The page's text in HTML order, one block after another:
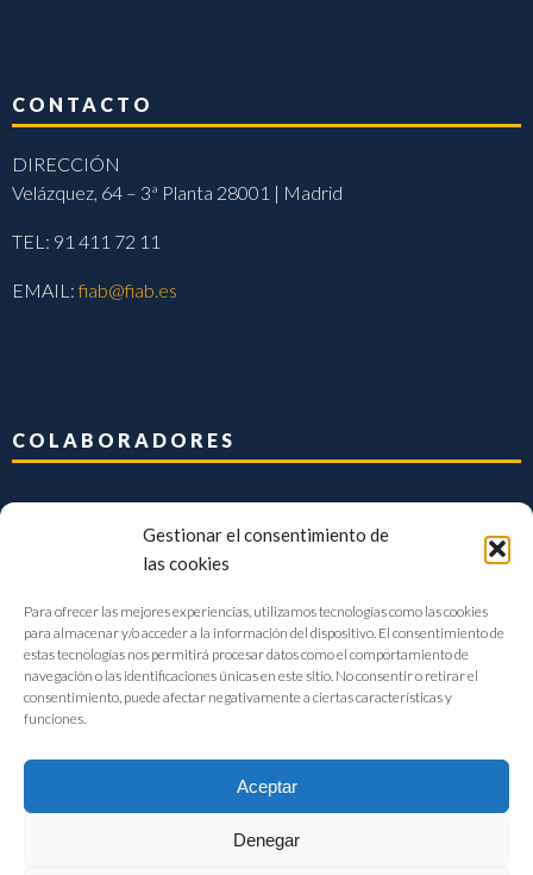
Gestionar el consentimiento de
las cookies
Para ofrecer las mejores experiencias, utilizamos tecnologías como las cookies
para almacenar y/o acceder a la información del dispositivo. El consentimiento de
estas tecnologías nos permitirá procesar datos como el comportamiento de
navegación o las identificaciones únicas en este sitio. No consentir o retirar el
consentimiento, puede afectar negativamente a ciertas características y
funciones.
Aceptar
Denegar
CONTACTO
DIRECCIÓN
Velázquez, 64 – 3ª Planta 28001 | Madrid
TEL: 91 411 72 11
EMAIL:fiab@fiab.es
COLABORADORES